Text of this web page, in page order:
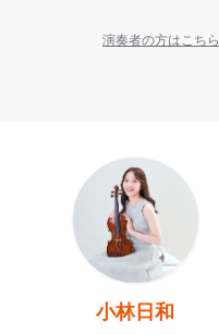
演奏者の方はこちら
小林日和